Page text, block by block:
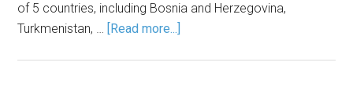
of 5 countries, including Bosnia and Herzegovina,
Turkmenistan, … [Read more...]